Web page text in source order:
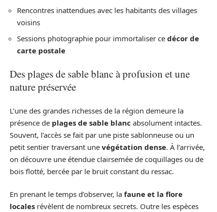
Rencontres inattendues avec les habitants des villages
voisins
Sessions photographie pour immortaliser ce décor de
carte postale
Des plages de sable blanc à profusion et une
nature préservée
L’une des grandes richesses de la région demeure la
présence de plages de sable blanc absolument intactes.
Souvent, l’accès se fait par une piste sablonneuse ou un
petit sentier traversant une végétation dense. À l’arrivée,
on découvre une étendue clairsemée de coquillages ou de
bois flotté, bercée par le bruit constant du ressac.
En prenant le temps d’observer, la faune et la flore
locales révèlent de nombreux secrets. Outre les espèces